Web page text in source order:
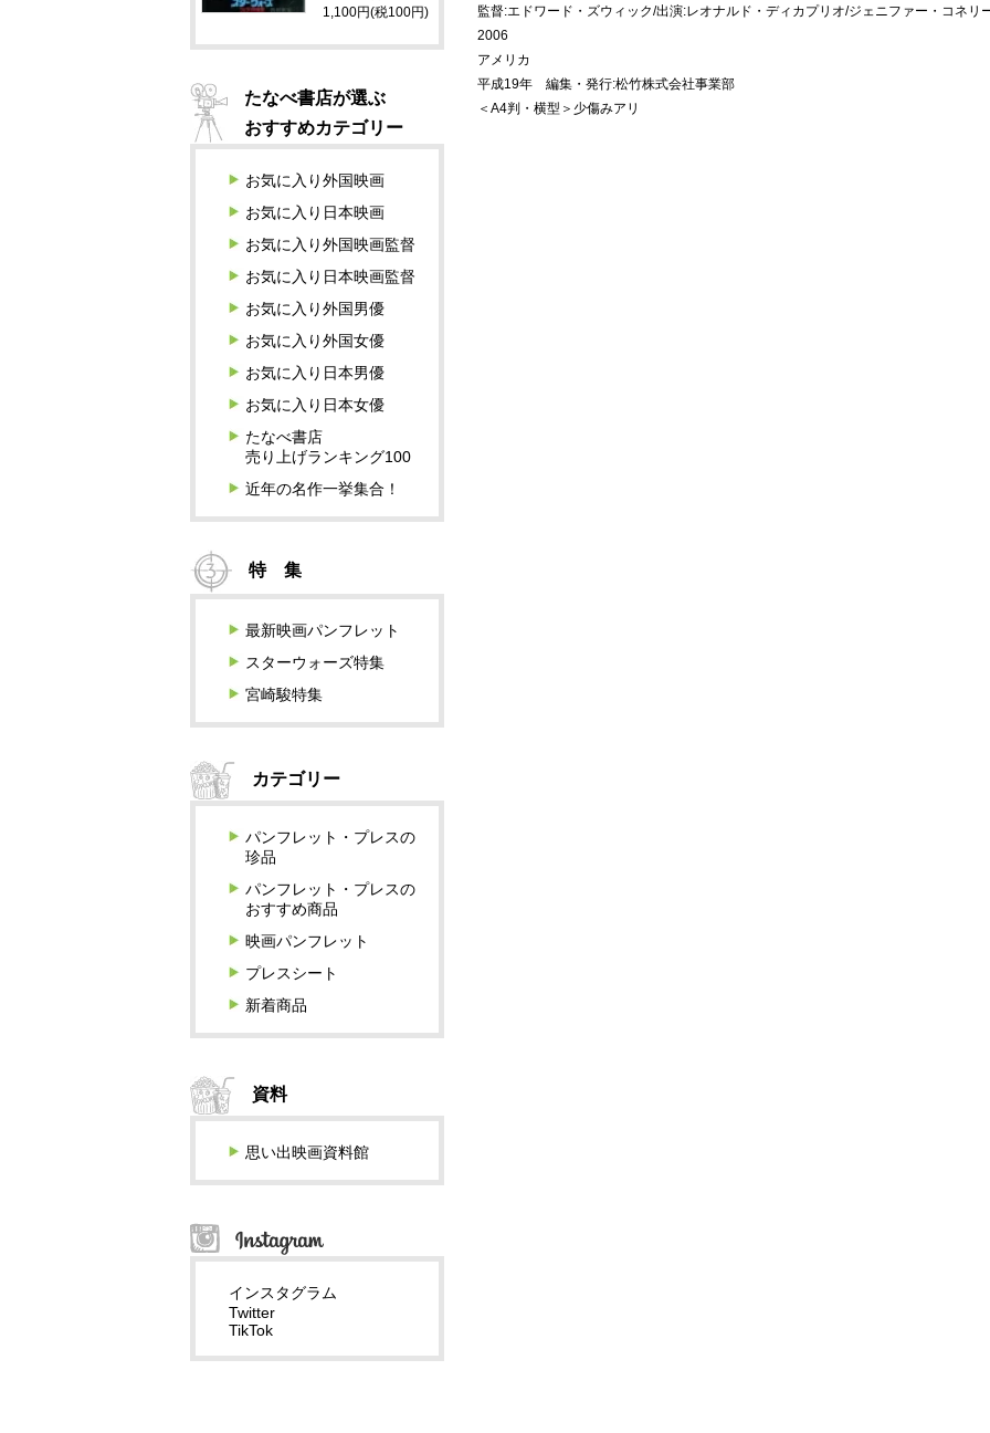
監督:エドワード・ズウィック/出演:レオナルド・ディカプリオ/ジェニファー・コネリ
2006
アメリカ
平成19年 編集・発行:松竹株式会社事業部
＜A4判・横型＞少傷みアリ
1,100円(税100円)
たなべ書店が選ぶ
おすすめカテゴリー
お気に入り外国映画
お気に入り日本映画
お気に入り外国映画監督
お気に入り日本映画監督
お気に入り外国男優
お気に入り外国女優
お気に入り日本男優
お気に入り日本女優
たなべ書店
売り上げランキング100
近年の名作一挙集合！
特 集
最新映画パンフレット
スターウォーズ特集
宮崎駿特集
カテゴリー
パンフレット・プレスの
珍品
パンフレット・プレスの
おすすめ商品
映画パンフレット
プレスシート
新着商品
資料
思い出映画資料館
インスタグラム
Twitter
TikTok